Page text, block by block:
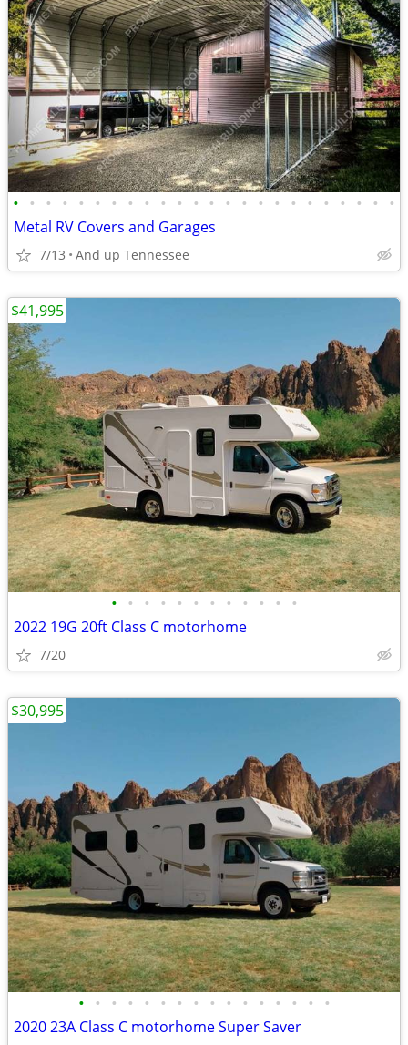
• • • • • • • • • • • • • • • • • • • • • • • •
Metal RV Covers and Garages
7/13 And up Tennessee
• • • • • • • • • • • •
2022 19G 20ft Class C motorhome
7/20
$41,995
• • • • • • • • • • • • • • • •
2020 23A Class C motorhome Super Saver
$30,995